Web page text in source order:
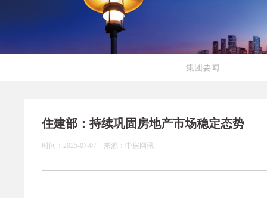
集团要闻
住建部：持续巩固房地产市场稳定态势
时间：2025-07-07 来源：中房网讯